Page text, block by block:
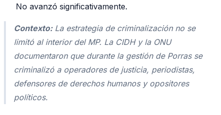
No avanzó significativamente.
Contexto:La estrategia de criminalización no se
limitó al interior del MP. La CIDH y la ONU
documentaron que durante la gestión de Porras se
criminalizó a operadores de justicia, periodistas,
defensores de derechos humanos y opositores
políticos.